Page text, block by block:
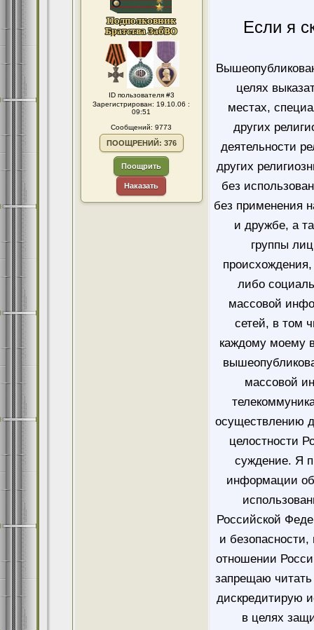
ID пользователя #3
Зарегистрирован: 19.10.06 :
09:51
Сообщений: 9773
ПООЩРЕНИЙ: 376
Поощрить
Наказать
Если я
целях
местах,
других
деятельности
других
без
без применения
и дружбе, а
группы
либо
массовой
сетей, в том
каждому моему
массовой
осуществлению
целостности
суждение. Я
информации
Российской
и безопасности,
отношении
запрещаю читать
дискредитирую
в целях